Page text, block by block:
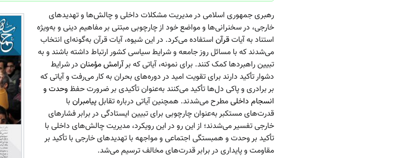
رهبری جمهوری اسلامی در مدیریت مشکلات داخلی و چالش‌ها و تهدیدهای
خارجی، در سخنرانی‌ها و مواضع خود از چارچوبی مبتنی بر مفاهیم دینی و به‌ویژه
استناد به آیاتقرآن استفاده می‌کرد. در این شیوه، آیات قرآن به‌گونه‌ای انتخاب
می‌شدند که با مسائل روز جامعه و شرایط سیاسی کشور ارتباط داشته باشند و به
تبیین راهبردها کمک کنند. برای نمونه، آیاتی که برآرامش مؤمنان در شرایط
دشوار تأکید دارند برای تقویت امید در دوره‌های بحران به کار می‌رفت و آیاتی که
بر برادری و پاکی دل‌ها تأکید می‌کنند به‌عنوان تأکیدی بر ضرورت حفظ وحدت و
انسجام داخلیمطرح می‌شدند. همچنین آیاتی درباره تقابلپیامبران با
قدرت‌های مستکبر به‌عنوان چارچوبی برای تبیین ایستادگی در برابر فشارهای
خارجی تفسیر می‌شدند؛ از این رو در این رویکرد، مدیریت چالش‌های داخلی با
تأکید بر وحدت و همبستگی اجتماعی و مواجهه با تهدیدهای خارجی با تأکید بر
مقاومت و پایداری در برابر قدرت‌های مخالف ترسیم می‌شد.